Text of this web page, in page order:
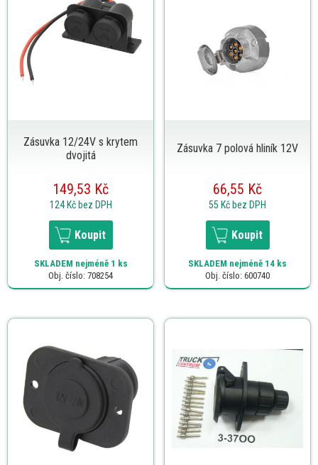
Zásuvka 12/24V s krytem
dvojitá
149,53 Kč
124 Kč bez DPH
Koupit
SKLADEM nejméně 1 ks
Obj. číslo: 708254
Zásuvka 7 polová hliník 12V
66,55 Kč
55 Kč bez DPH
Koupit
SKLADEM nejméně 14 ks
Obj. číslo: 600740